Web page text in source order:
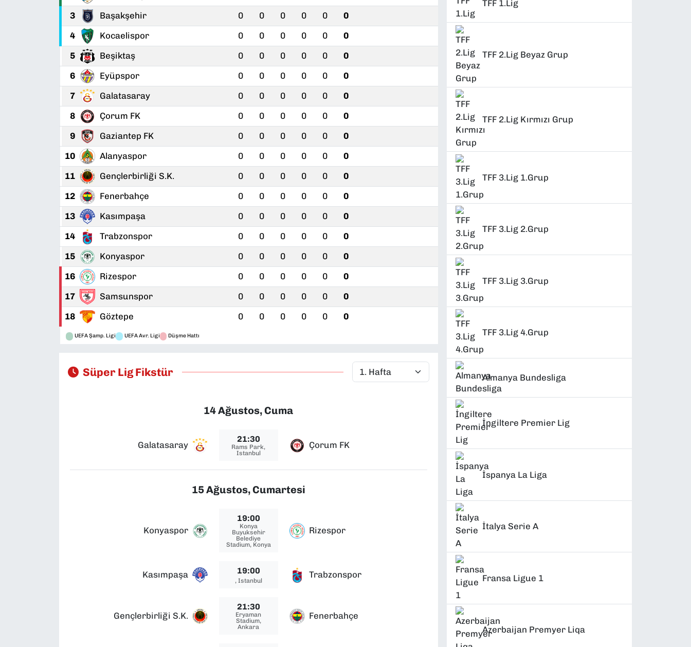
3
Başakşehir 0 0 0 0 0
0
4
Kocaelispor 0 0 0 0 0
0
5
Beşiktaş 0 0 0 0 0
0
6
Eyüpspor 0 0 0 0 0
0
7
Galatasaray 0 0 0 0 0
0
8
Çorum FK 0 0 0 0 0
0
9
Gaziantep FK 0 0 0 0 0
0
10
Alanyaspor 0 0 0 0 0
0
11
Gençlerbirliği S.K. 0 0 0 0 0
0
12
Fenerbahçe 0 0 0 0 0
0
13
Kasımpaşa 0 0 0 0 0
0
14
Trabzonspor 0 0 0 0 0
0
15
Konyaspor 0 0 0 0 0
0
16
Rizespor 0 0 0 0 0
0
17
Samsunspor 0 0 0 0 0
0
18
Göztepe 0 0 0 0 0 0
UEFA Şamp. Ligi UEFA Avr. Ligi Düşme Hattı
Süper Lig Fikstür
14 Ağustos, Cuma
Galatasaray
21:30
Rams Park,
Istanbul
Çorum FK
15 Ağustos, Cumartesi
Konyaspor
19:00
Konya
Buyuksehir
Belediye
Stadium, Konya
Rizespor
Kasımpaşa 19:00
, Istanbul
Trabzonspor
Gençlerbirliği S.K.
21:30
Eryaman
Stadium,
Ankara
Fenerbahçe
TFF 1.Lig
TFF 2.Lig Beyaz Grup
TFF 2.Lig Kırmızı Grup
TFF 3.Lig 1.Grup
TFF 3.Lig 2.Grup
TFF 3.Lig 3.Grup
TFF 3.Lig 4.Grup
Almanya Bundesliga
İngiltere Premier Lig
İspanya La Liga
İtalya Serie A
Fransa Ligue 1
Azerbaijan Premyer Liqa